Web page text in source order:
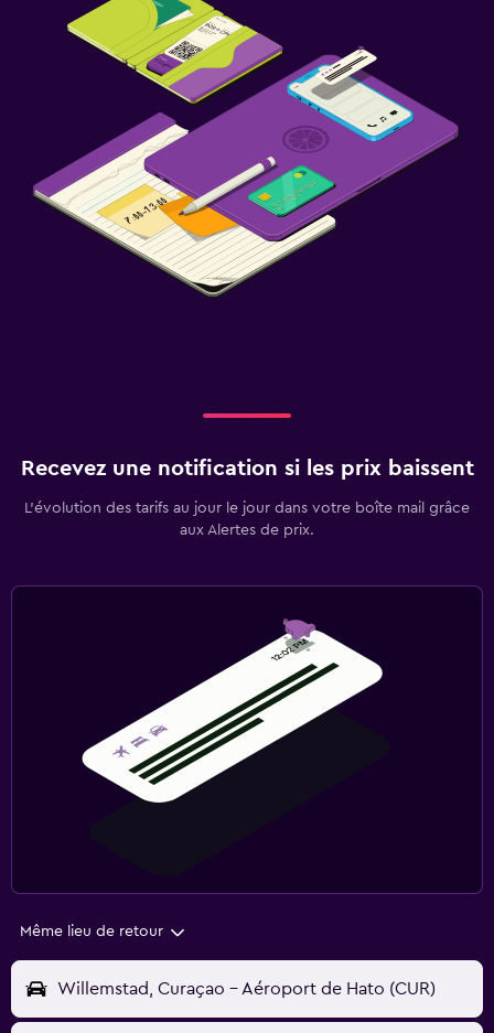
Recevez une notification si les prix baissent
L’évolution des tarifs au jour le jour dans votre boîte mail grâce
aux Alertes de prix.
Même lieu de retour
Willemstad, Curaçao - Aéroport de Hato (CUR)